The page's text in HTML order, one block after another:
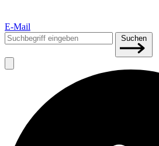
E-Mail
Suchen
nach:
Suchen